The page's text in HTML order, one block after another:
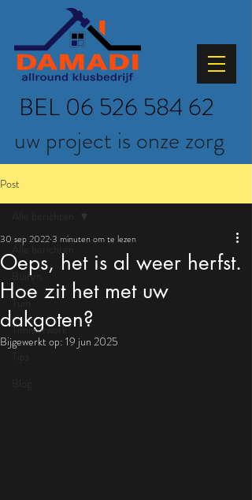
BEL 06 526 584 62
uw project is onze zorg
Post
Alle berichten
Buiten
Tuin
Timmerwerk
Oeps, het is al weer herfst.
Hoe zit het met uw
dakgoten?
30 sep 20223 minuten om te lezen
Bijgewerkt op: 19 jun 2025